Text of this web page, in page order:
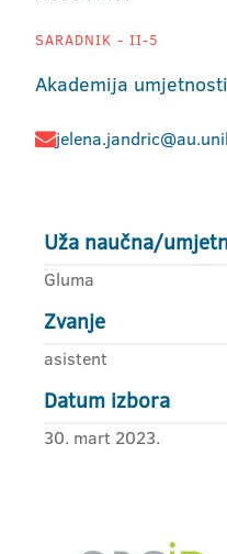
SARADNIK - II-5
Akademija umjetnosti
Uža naučna/
Gluma
Zvanje
asistent
Datum izbora
30. mart 2023.